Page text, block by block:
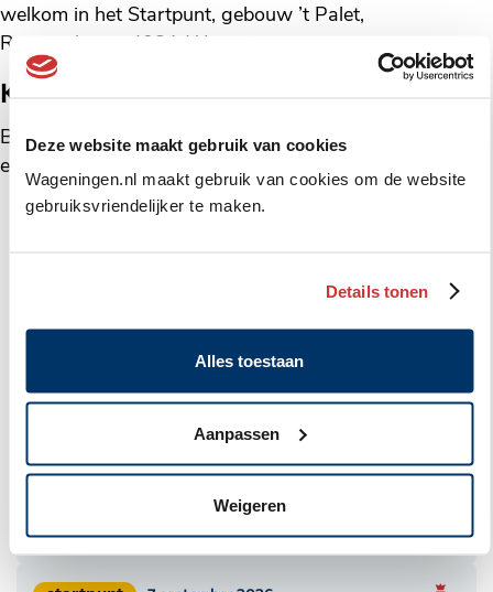
Deze website maakt gebruik van cookies
Wageningen.nl maakt gebruik van cookies om de website
gebruiksvriendelijker te maken.
Details tonen
Alles toestaan
Aanpassen
Weigeren
welkom in het Startpunt, gebouw ’t Palet,
Rooseveltweg 408A Wageningen.
Kunt u niet komen?
Bel dan het Startpunt telefoon(0317) 410160
een e-mail naar
Inloop Geldzaken
Locatie Startpunt Wageningen, Rooseveltweg 408A
Locatie Startpunt Wageningen, Rooseveltweg 408A
in